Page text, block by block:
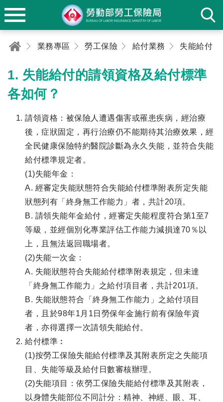
業務專區 勞工保險 給付業務 失能給付
1. 失能給付的請領資格及給付標準
各如何？
請領資格：被保險人遭遇傷害或罹患疾病，經治療
後，症狀固定，再行治療仍不能期待其治療效果，經
全民健康保險特約醫院診斷為永久失能，並符合失能
給付標準規定者。
(1)失能年金：
A. 經審定失能狀態符合失能給付標準附表所定失能
狀態列有「終身無工作能力」者，共計20項。
B. 請領失能年金給付，經審定失能程度符合第1至7
等級，並經個別化專業評估工作能力減損達70％以
上，且無法返回職場者。
(2)失能一次金：
A. 失能狀態符合失能給付標準附表規定，但未達
「終身無工作能力」之給付項目者，共計201項。
B. 失能狀態符合「終身無工作能力」之給付項目
者，且於98年1月1日勞保年金施行前有保險年資
者，亦得選擇一次請領失能給付。
給付標準︰
(1)按勞工保險失能給付標準及其附表所定之失能項
目、失能等級及給付日數審核辦理。
(2)失能項目：依勞工保險失能給付標準及其附表，
以身體失能部位不同計分：精神、神經、眼、耳、